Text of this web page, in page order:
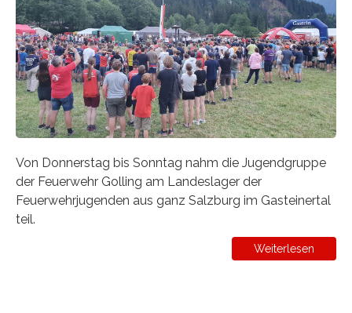
Von Donnerstag bis Sonntag nahm die Jugendgruppe
der Feuerwehr Golling am Landeslager der
Feuerwehrjugenden aus ganz Salzburg im Gasteinertal
teil.
Weiterlesen